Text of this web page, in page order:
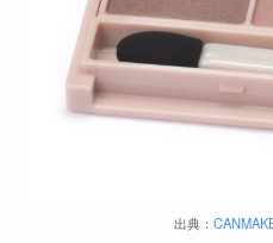
出典：